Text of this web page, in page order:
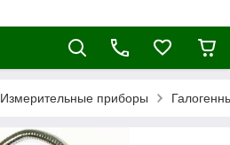
Измерительные приборы